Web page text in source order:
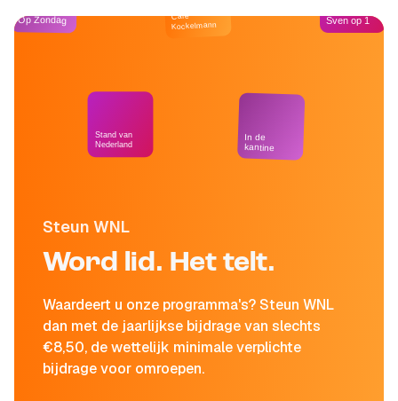
Steun WNL
Word lid. Het telt.
Waardeert u onze programma's? Steun WNL
dan met de jaarlijkse bijdrage van slechts
€8,50, de wettelijk minimale verplichte
bijdrage voor omroepen.
Op Zondag
Stand van
Nederland
Café
Kockelmann
In de
kantine
Sven op 1